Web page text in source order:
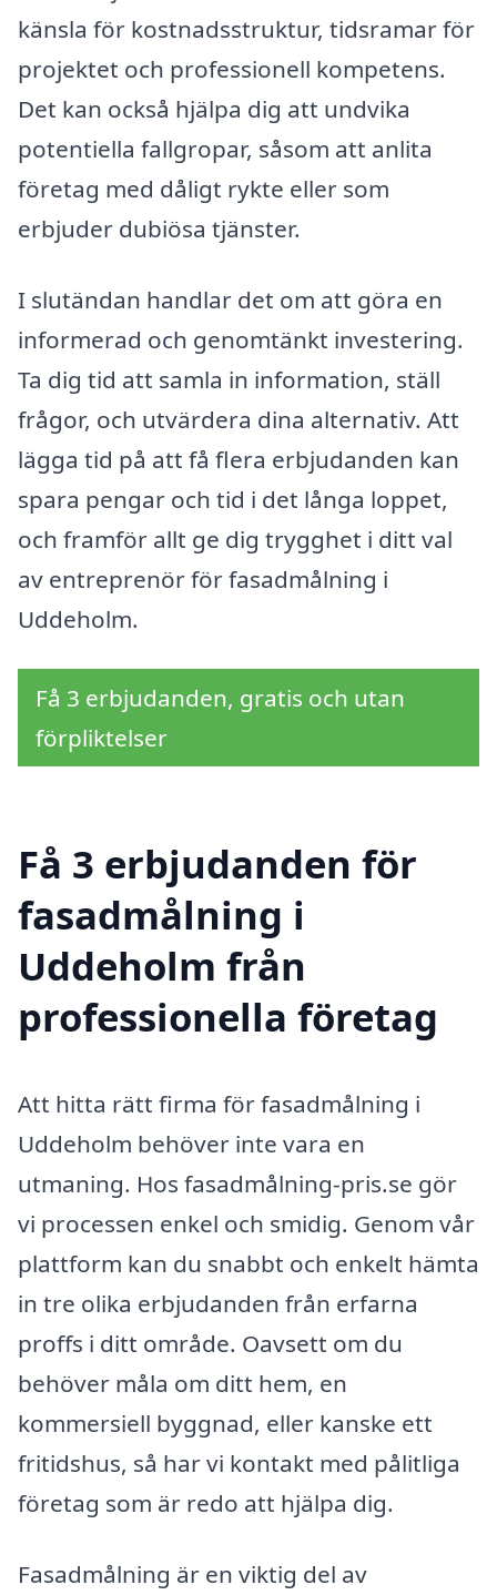
känsla för kostnadsstruktur, tidsramar för
projektet och professionell kompetens.
Det kan också hjälpa dig att undvika
potentiella fallgropar, såsom att anlita
företag med dåligt rykte eller som
erbjuder dubiösa tjänster.
I slutändan handlar det om att göra en
informerad och genomtänkt investering.
Ta dig tid att samla in information, ställ
frågor, och utvärdera dina alternativ. Att
lägga tid på att få flera erbjudanden kan
spara pengar och tid i det långa loppet,
och framför allt ge dig trygghet i ditt val
av entreprenör för fasadmålning i
Uddeholm.
Få 3 erbjudanden, gratis och utan
förpliktelser
Få 3 erbjudanden för
fasadmålning i
Uddeholm från
professionella företag
Att hitta rätt firma för fasadmålning i
Uddeholm behöver inte vara en
utmaning. Hos fasadmålning-pris.se gör
vi processen enkel och smidig. Genom vår
plattform kan du snabbt och enkelt hämta
in tre olika erbjudanden från erfarna
proffs i ditt område. Oavsett om du
behöver måla om ditt hem, en
kommersiell byggnad, eller kanske ett
fritidshus, så har vi kontakt med pålitliga
företag som är redo att hjälpa dig.
Fasadmålning är en viktig del av